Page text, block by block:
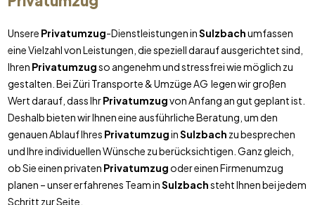
Unsere Privatumzug-Dienstleistungen inSulzbachumfassen
eine Vielzahl von Leistungen, die speziell darauf ausgerichtet sind,
Ihren Privatumzugso angenehm und stressfrei wie möglich zu
gestalten. Bei Züri Transporte & Umzüge AG legen wir großen
Wert darauf, dass IhrPrivatumzugvon Anfang an gut geplant ist.
Deshalb bieten wir Ihnen eine ausführliche Beratung, um den
genauen Ablauf Ihres PrivatumzuginSulzbach zu besprechen
und Ihre individuellen Wünsche zu berücksichtigen. Ganz gleich,
ob Sie einen privaten Privatumzugoder einen Firmenumzug
planen – unser erfahrenes Team inSulzbachsteht Ihnen bei jedem
Schritt zur Seite.